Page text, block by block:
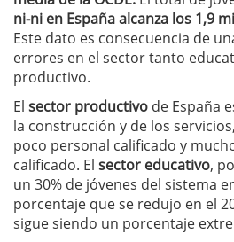
ni-ni en España alcanza los 1,9
Este dato es consecuencia de
errores en el sector tanto
productivo.
El sector productivo de España
la construcción y de los
poco personal calificado y
calificado. El sector educativo,
un 30% de jóvenes del sistema
porcentaje que se redujo en el
sigue siendo un porcentaje